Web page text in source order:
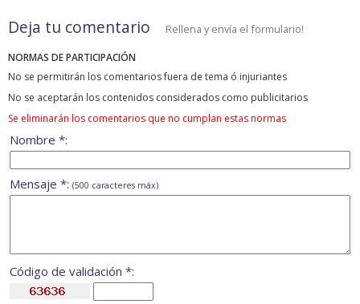
Deja tu comentario Rellena y envía el formulario!
NORMAS DE PARTICIPACIÓN
No se permitirán los comentarios fuera de tema ó injuriantes
No se aceptarán los contenidos considerados como publicitarios
Se eliminarán los comentarios que no cumplan estas normas
Nombre *:
Mensaje *: (500 caracteres máx)
Código de validación *: